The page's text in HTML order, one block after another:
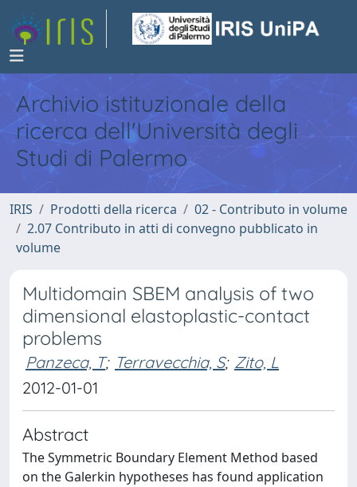
Archivio istituzionale della
ricerca dell'Università degli
Studi di Palermo
IRIS Prodotti della ricerca
02 - Contributo in volume
2.07 Contributo in atti di convegno pubblicato in
volume
Multidomain SBEM analysis of two
dimensional elastoplastic-contact
problems
Panzeca, T; Terravecchia, S; Zito, L
2012-01-01
Abstract
The Symmetric Boundary Element Method based
on the Galerkin hypotheses has found application